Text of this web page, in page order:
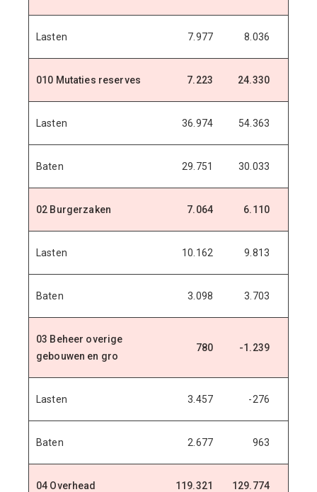
Lasten 7.977 8.036
010 Mutaties reserves 7.223 24.330
Lasten 36.974 54.363
Baten 29.751 30.033
02 Burgerzaken 7.064 6.110
Lasten 10.162 9.813
Baten 3.098 3.703
03 Beheer overige
gebouwen en gro
780 -1.239
Lasten 3.457 -276
Baten 2.677 963
04 Overhead 119.321 129.774